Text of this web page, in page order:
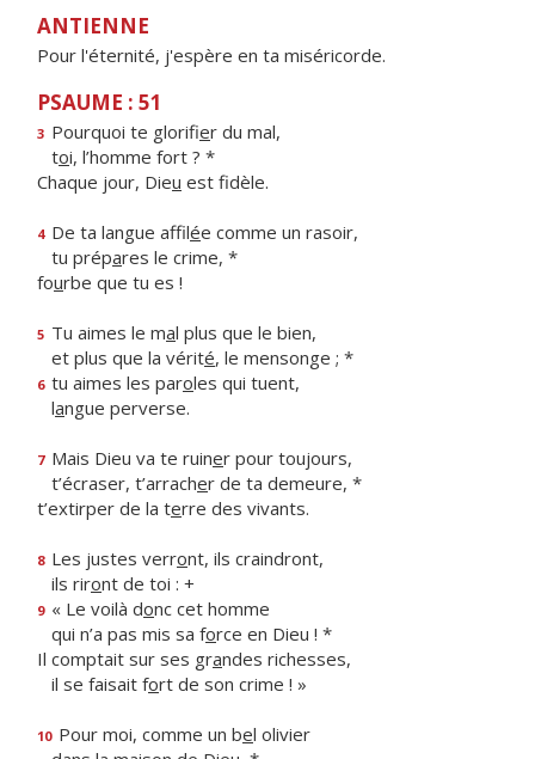
ANTIENNE
Pour l'éternité, j'espère en ta miséricorde.
PSAUME : 51
3 Pourquoi te glorifier du mal,
toi, l’homme fort ? *
Chaque jour, Dieu est fidèle.
4 De ta langue affilée comme un rasoir,
tu prépares le crime, *
fourbe que tu es !
5 Tu aimes le mal plus que le bien,
et plus que la vérité, le mensonge ; *
6 tu aimes les paroles qui tuent,
langue perverse.
7 Mais Dieu va te ruiner pour toujours,
t’écraser, t’arracher de ta demeure, *
t’extirper de la terre des vivants.
8 Les justes verront, ils craindront,
ils riront de toi : +
9 « Le voilà donc cet homme
qui n’a pas mis sa force en Dieu ! *
Il comptait sur ses grandes richesses,
il se faisait fort de son crime ! »
10 Pour moi, comme un bel olivier